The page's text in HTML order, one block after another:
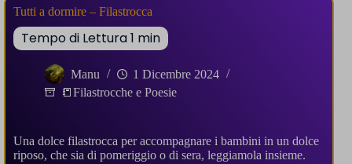
Tutti a dormire – Filastrocca
Manu
1 Dicembre 2024
📒Filastrocche e Poesie
Una dolce filastrocca per accompagnare i bambini in un dolce
riposo, che sia di pomeriggio o di sera, leggiamola insieme.